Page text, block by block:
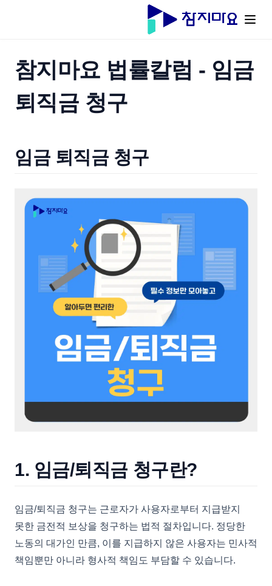
참지마요 법률칼럼 - 임금
퇴직금 청구
임금 퇴직금 청구
1. 임금/퇴직금 청구란?
임금/퇴직금 청구는 근로자가 사용자로부터 지급받지
못한 금전적 보상을 청구하는 법적 절차입니다. 정당한
노동의 대가인 만큼, 이를 지급하지 않은 사용자는 민사적
책임뿐만 아니라 형사적 책임도 부담할 수 있습니다.